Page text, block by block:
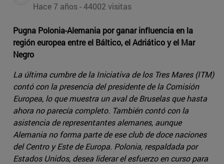
Hace 7 años - 44002 visitas
Pugna Polonia-Alemania por ganar influencia en la
región europea entre el Báltico, el Adriático y el Mar
Negro
La última cumbre de la Iniciativa de los Tres Mares (ITM)
contó con la presencia del presidente de la Comisión
Europea, lo que muestra un aval de Bruselas que hasta
ahora no parecía completo. También contó con la
asistencia de representantes alemanes, aunque
Alemania no forma parte de ese club de doce naciones
del Centro y Este de Europa. Polonia, respaldada por
Estados Unidos, desea liderar el esfuerzo en curso para